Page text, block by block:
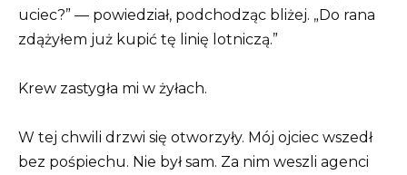
uciec?” — powiedział, podchodząc bliżej. „Do rana
zdążyłem już kupić tę linię lotniczą.”
Krew zastygła mi w żyłach.
W tej chwili drzwi się otworzyły. Mój ojciec wszedł
bez pośpiechu. Nie był sam. Za nim weszli agenci